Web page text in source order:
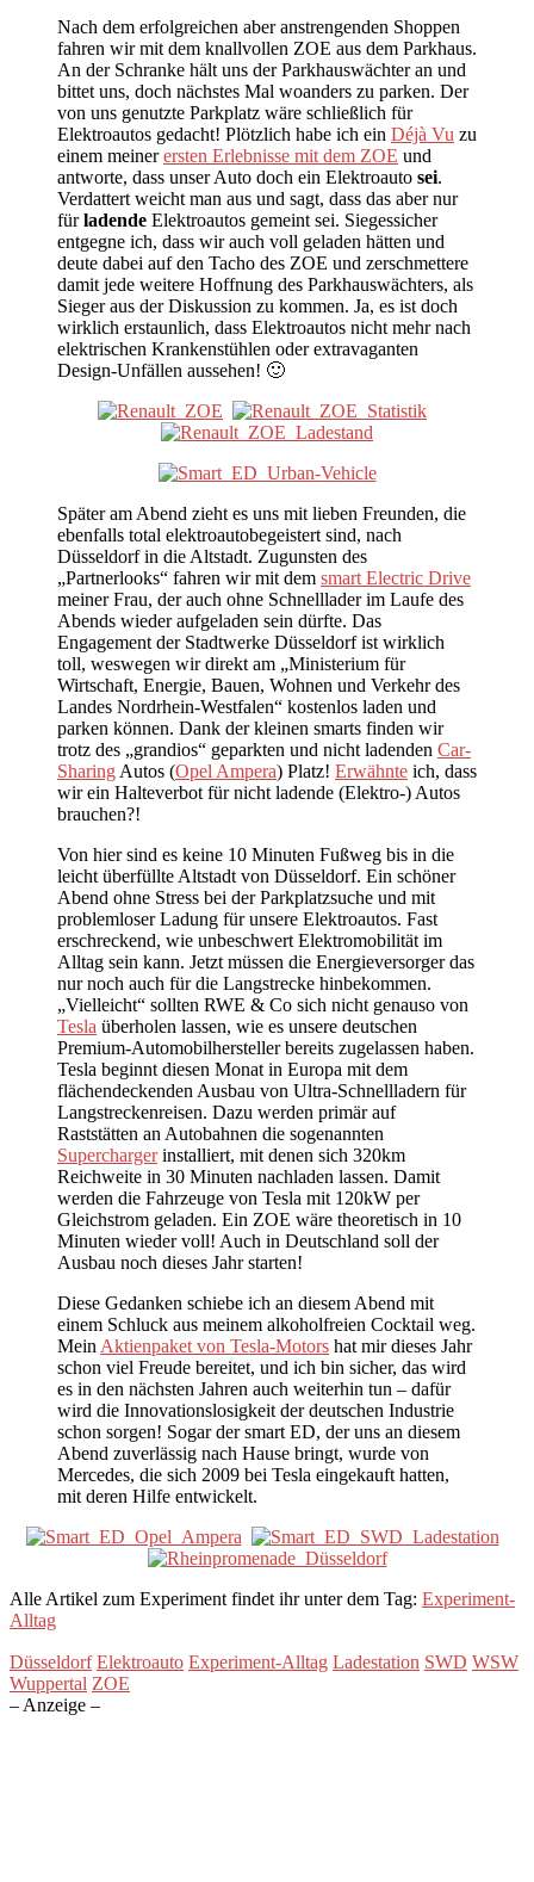
Nach dem erfolgreichen aber anstrengenden Shoppen
fahren wir mit dem knallvollen ZOE aus dem Parkhaus.
An der Schranke hält uns der Parkhauswächter an und
bittet uns, doch nächstes Mal woanders zu parken. Der
von uns genutzte Parkplatz wäre schließlich für
Elektroautos gedacht! Plötzlich habe ich ein Déjà Vu zu
einem meinerersten Erlebnisse mit dem ZOE und
antworte, dass unser Auto doch ein Elektroauto sei.
Verdattert weicht man aus und sagt, dass das aber nur
fürladende Elektroautos gemeint sei. Siegessicher
entgegne ich, dass wir auch voll geladen hätten und
deute dabei auf den Tacho des ZOE und zerschmettere
damit jede weitere Hoffnung des Parkhauswächters, als
Sieger aus der Diskussion zu kommen. Ja, es ist doch
wirklich erstaunlich, dass Elektroautos nicht mehr nach
elektrischen Krankenstühlen oder extravaganten
Design-Unfällen aussehen! 🙂
Später am Abend zieht es uns mit lieben Freunden, die
ebenfalls total elektroautobegeistert sind, nach
Düsseldorf in die Altstadt. Zugunsten des
„Partnerlooks“ fahren wir mit dem smart Electric Drive
meiner Frau, der auch ohne Schnelllader im Laufe des
Abends wieder aufgeladen sein dürfte. Das
Engagement der Stadtwerke Düsseldorf ist wirklich
toll, weswegen wir direkt am „Ministerium für
Wirtschaft, Energie, Bauen, Wohnen und Verkehr des
Landes Nordrhein-Westfalen“ kostenlos laden und
parken können. Dank der kleinen smarts finden wir
trotz des „grandios“ geparkten und nicht ladenden Car-
Sharing Autos (Opel Ampera) Platz! Erwähnte ich, dass
wir ein Halteverbot für nicht ladende (Elektro-) Autos
brauchen?!
Von hier sind es keine 10 Minuten Fußweg bis in die
leicht überfüllte Altstadt von Düsseldorf. Ein schöner
Abend ohne Stress bei der Parkplatzsuche und mit
problemloser Ladung für unsere Elektroautos. Fast
erschreckend, wie unbeschwert Elektromobilität im
Alltag sein kann. Jetzt müssen die Energieversorger das
nur noch auch für die Langstrecke hinbekommen.
„Vielleicht“ sollten RWE & Co sich nicht genauso von
Tesla überholen lassen, wie es unsere deutschen
Premium-Automobilhersteller bereits zugelassen haben.
Tesla beginnt diesen Monat in Europa mit dem
flächendeckenden Ausbau von Ultra-Schnellladern für
Langstreckenreisen. Dazu werden primär auf
Raststätten an Autobahnen die sogenannten
Superchargerinstalliert, mit denen sich 320km
Reichweite in 30 Minuten nachladen lassen. Damit
werden die Fahrzeuge von Tesla mit 120kW per
Gleichstrom geladen. Ein ZOE wäre theoretisch in 10
Minuten wieder voll! Auch in Deutschland soll der
Ausbau noch dieses Jahr starten!
Diese Gedanken schiebe ich an diesem Abend mit
einem Schluck aus meinem alkoholfreien Cocktail weg.
Mein Aktienpaket von Tesla-Motors hat mir dieses Jahr
schon viel Freude bereitet, und ich bin sicher, das wird
es in den nächsten Jahren auch weiterhin tun – dafür
wird die Innovationslosigkeit der deutschen Industrie
schon sorgen! Sogar der smart ED, der uns an diesem
Abend zuverlässig nach Hause bringt, wurde von
Mercedes, die sich 2009 bei Tesla eingekauft hatten,
mit deren Hilfe entwickelt.
Alle Artikel zum Experiment findet ihr unter dem Tag: Experiment-
Alltag
Düsseldorf Elektroauto Experiment-Alltag Ladestation SWD WSW
Wuppertal ZOE
– Anzeige –